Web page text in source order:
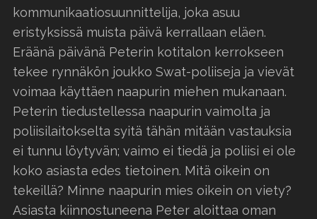
kommunikaatiosuunnittelija, joka asuu
eristyksissä muista päivä kerrallaan eläen.
Eräänä päivänä Peterin kotitalon kerrokseen
tekee rynnäkön joukko Swat-poliiseja ja vievät
voimaa käyttäen naapurin miehen mukanaan.
Peterin tiedustellessa naapurin vaimolta ja
poliisilaitokselta syitä tähän mitään vastauksia
ei tunnu löytyvän; vaimo ei tiedä ja poliisi ei ole
koko asiasta edes tietoinen. Mitä oikein on
tekeillä? Minne naapurin mies oikein on viety?
Asiasta kiinnostuneena Peter aloittaa oman